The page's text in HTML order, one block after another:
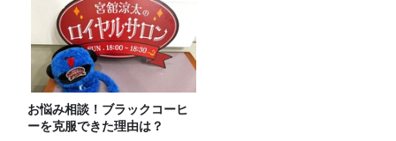
お悩み相談！ブラックコーヒ
ーを克服できた理由は？